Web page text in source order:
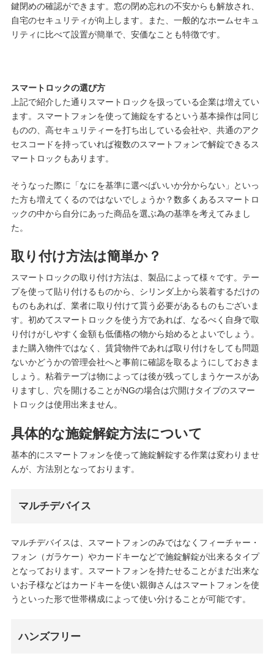
鍵閉めの確認ができます。窓の閉め忘れの不安からも解放され、
自宅のセキュリティが向上します。また、一般的なホームセキュ
リティに比べて設置が簡単で、安価なことも特徴です。
スマートロックの選び方
上記で紹介した通りスマートロックを扱っている企業は増えてい
ます。スマートフォンを使って施錠をするという基本操作は同じ
ものの、高セキュリティーを打ち出している会社や、共通のアク
セスコードを持っていれば複数のスマートフォンで解錠できるス
マートロックもあります。
そうなった際に「なにを基準に選べばいいか分からない」といっ
た方も増えてくるのではないでしょうか？数多くあるスマートロ
ックの中から自分にあった商品を選ぶ為の基準を考えてみまし
た。
取り付け方法は簡単か？
スマートロックの取り付け方法は、製品によって様々です。テー
プを使って貼り付けるものから、シリンダ上から装着するだけの
ものもあれば、業者に取り付けて貰う必要があるものもございま
す。初めてスマートロックを使う方であれば、なるべく自身で取
り付けがしやすく金額も低価格の物から始めるとよいでしょう。
また購入物件ではなく、賃貸物件であれば取り付けをしても問題
ないかどうかの管理会社へと事前に確認を取るようにしておきま
しょう。粘着テープは物によっては後が残ってしまうケースがあ
りますし、穴を開けることがNGの場合は穴開けタイプのスマー
トロックは使用出来ません。
具体的な施錠解錠方法について
基本的にスマートフォンを使って施錠解錠する作業は変わりませ
んが、方法別となっております。
マルチデバイス
マルチデバイスは、スマートフォンのみではなくフィーチャー・
フォン（ガラケー）やカードキーなどで施錠解錠が出来るタイプ
となっております。スマートフォンを持たせることがまだ出来な
いお子様などはカードキーを使い親御さんはスマートフォンを使
うといった形で世帯構成によって使い分けることが可能です。
ハンズフリー